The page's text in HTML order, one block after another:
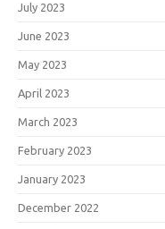
July 2023
June 2023
May 2023
April 2023
March 2023
February 2023
January 2023
December 2022